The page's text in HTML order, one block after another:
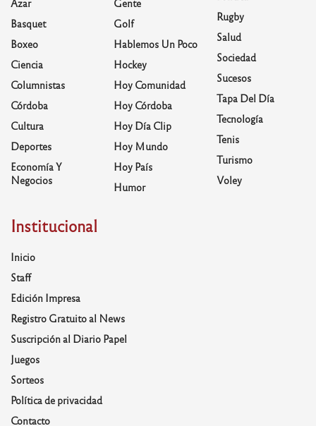
Basquet
Boxeo
Ciencia
Columnistas
Córdoba
Cultura
Deportes
Economía Y
Negocios
Golf
Hablemos Un Poco
Hockey
Hoy Comunidad
Hoy Córdoba
Hoy Día Clip
Hoy Mundo
Hoy País
Humor
Rugby
Salud
Sociedad
Sucesos
Tapa Del Día
Tecnología
Tenis
Turismo
Voley
Institucional
Inicio
Staff
Edición Impresa
Registro Gratuito al News
Suscripción al Diario Papel
Juegos
Sorteos
Política de privacidad
Contacto